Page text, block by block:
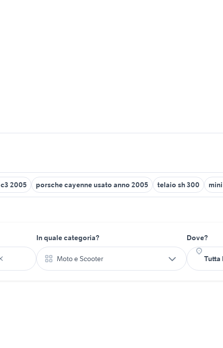
2005 porsche cayenne usato anno 2005 telaio sh 300
In quale categoria?
Moto e Scooter
Dove?